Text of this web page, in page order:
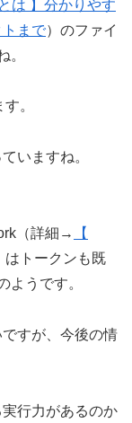
は 】分かりやす
まで）のファイ
。
。
いますね。
（詳細→
【
はトークンも既
ようです。
すが、今後の情
行力があるのか